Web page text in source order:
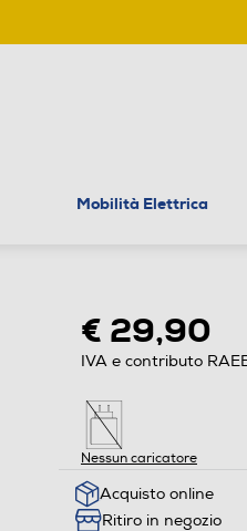
Mobilità Elettrica
€ 29,90
IVA e contributo
Nessun caricatore
Acquisto online
Ritiro in negozio